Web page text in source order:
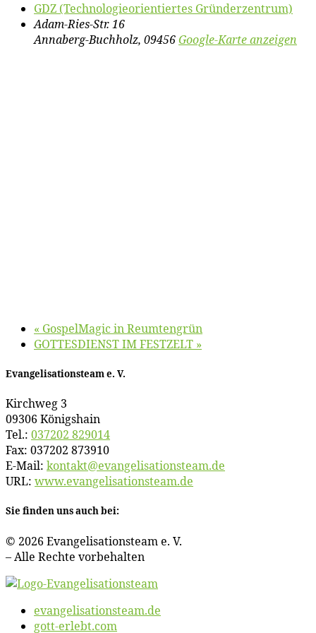
GDZ (Tech­no­lo­gie­ori­en­tier­tes Gründerzentrum)
Adam-Ries-Str. 16
Annaberg-Buchholz, 09456Google-Karte anzeigen
« Gos­pel­Ma­gic in Reumtengrün
GOTTESDIENST IM FESTZELT »
Evan­ge­li­sa­ti­ons­team e. V.
Kirch­weg 3
09306 Königshain
Tel.: 037202 829014
Fax: 037202 873910
E‑Mail: kontakt@​evangelisationsteam.​de
URL: www​.evan​ge​li​sa​ti​ons​team​.de
Sie fin­den uns auch bei:
© 2026 Evan­ge­li­sa­ti­ons­team e. V.
– Al­le Rech­te vorbehalten
evangelisationsteam.de
gott-erlebt.com